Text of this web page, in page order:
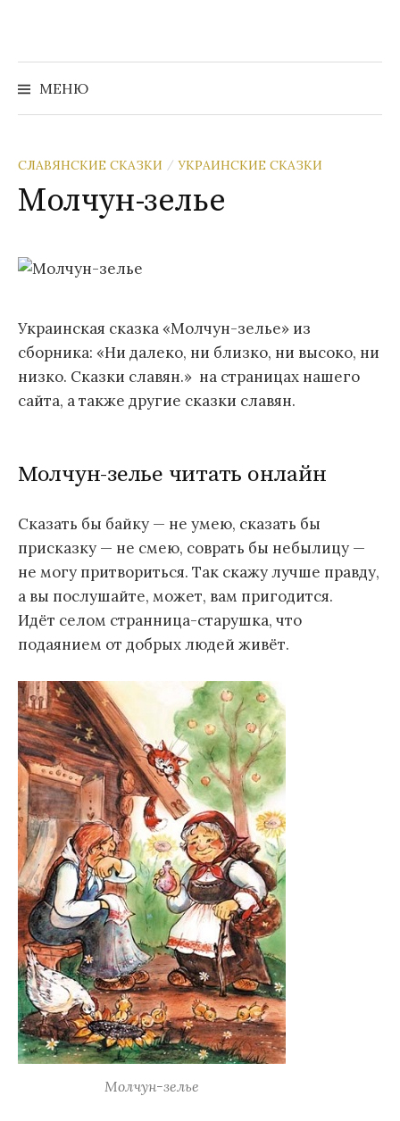
содержимому
МЕНЮ
Найти:
СЛАВЯНСКИЕ СКАЗКИ / УКРАИНСКИЕ СКАЗКИ
Молчун-зелье
Украинская сказка «Молчун-зелье» из
сборника: «Ни далеко, ни близко, ни высоко, ни
низко. Сказки славян.» на страницах нашего
сайта, а также другие сказки славян.
Молчун-зелье читать онлайн
Сказать бы байку — не умею, сказать бы
присказку — не смею, соврать бы небылицу —
не могу притвориться. Так скажу лучше правду,
а вы послушайте, может, вам пригодится.
Идёт селом странница-старушка, что
подаянием от добрых людей живёт.
Молчун-зелье